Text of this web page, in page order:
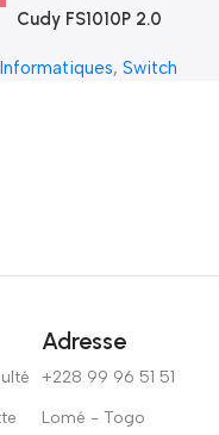
Cudy FS1010P 2.0
Informatiques, Switch
Adresse
+228 99 96 51 51
Lomé - Togo